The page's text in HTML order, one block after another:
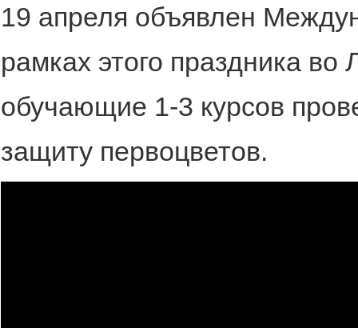
19 апреля объявлен
рамках этого праздника
обучающие 1-3 курсов
защиту первоцветов.